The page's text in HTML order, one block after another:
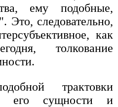
ему подобные,
Это, следовательно,
как
толкование
трактовки
его сущности и